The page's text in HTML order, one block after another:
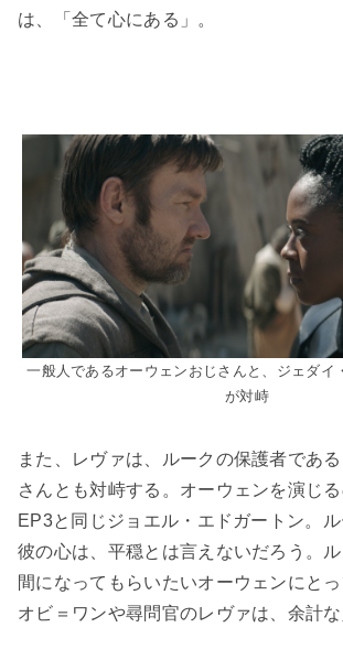
は、「全て心にある」。
一般人であるオーウェンおじさんと、ジェダイ
が対峙
また、レヴァは、ルークの保護者であ
さんとも対峙する。オーウェンを演じ
EP3と同じジョエル・エドガートン。
彼の心は、平穏とは言えないだろう。
間になってもらいたいオーウェンにと
オビ＝ワンや尋問官のレヴァは、余計な